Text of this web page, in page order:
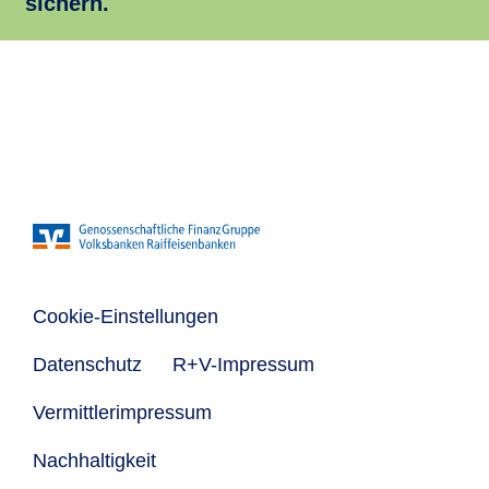
Cookie-Einstellungen
Datenschutz R+V-Impressum
Vermittlerimpressum
Nachhaltigkeit